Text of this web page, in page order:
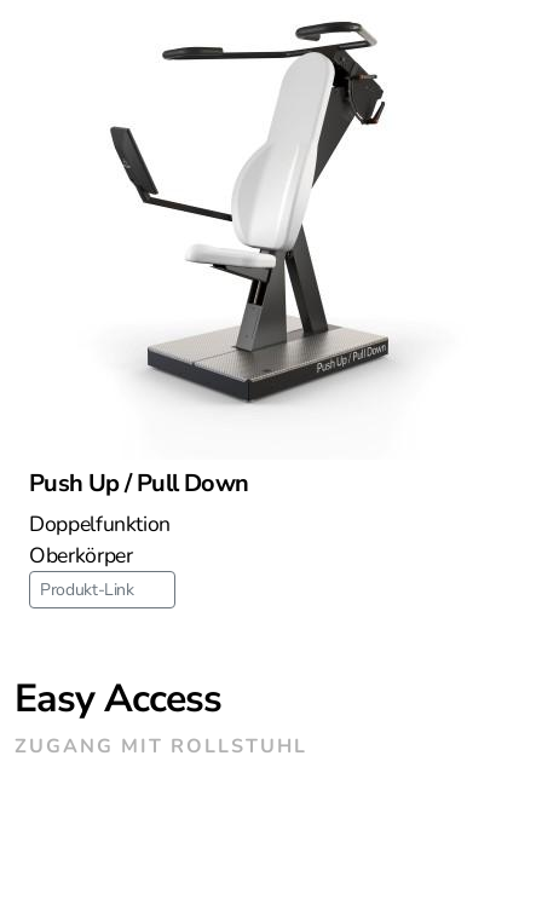
Push Up / Pull Down
Doppelfunktion
Oberkörper
Produkt-Link
Easy Access
ZUGANG MIT ROLLSTUHL